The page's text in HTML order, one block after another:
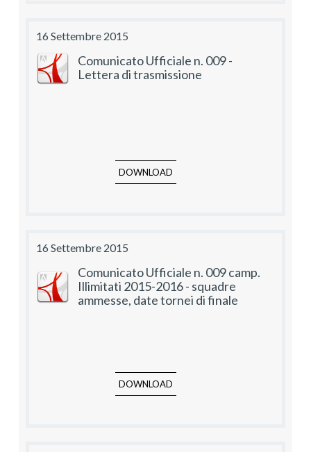
16 Settembre 2015
Comunicato Ufficiale n. 009 -
Lettera di trasmissione
DOWNLOAD
16 Settembre 2015
Comunicato Ufficiale n. 009 camp.
Illimitati 2015-2016 - squadre
ammesse, date tornei di finale
DOWNLOAD